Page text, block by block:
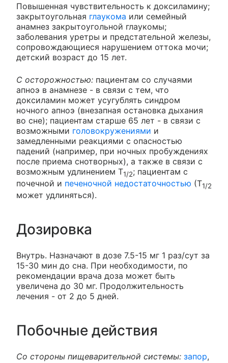
Повышенная чувствительность к доксиламину;
закрытоугольная глаукома или семейный
анамнез закрытоугольной глаукомы;
заболевания уретры и предстательной железы,
сопровождающиеся нарушением оттока мочи;
детский возраст до 15 лет.
С осторожностью: пациентам со случаями
апноэ в анамнезе - в связи с тем, что
доксиламин может усугублять синдром
ночного апноэ (внезапная остановка дыхания
во сне); пациентам старше 65 лет - в связи с
возможными головокружениями и
замедленными реакциями с опасностью
падений (например, при ночных пробуждениях
после приема снотворных), а также в связи с
возможным удлинением Т1/2; пациентам с
почечной и печеночной недостаточностью (Т1/2
может удлиняться).
Дозировка
Внутрь. Назначают в дозе 7.5-15 мг 1 раз/сут за
15-30 мин до сна. При необходимости, по
рекомендации врача доза может быть
увеличена до 30 мг. Продолжительность
лечения - от 2 до 5 дней.
Побочные действия
Со стороны пищеварительной системы: запор,